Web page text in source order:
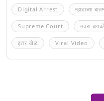
Digital Arrest म्हाडाच्या
Supreme Court नवरा
इतर खेळ Viral Video